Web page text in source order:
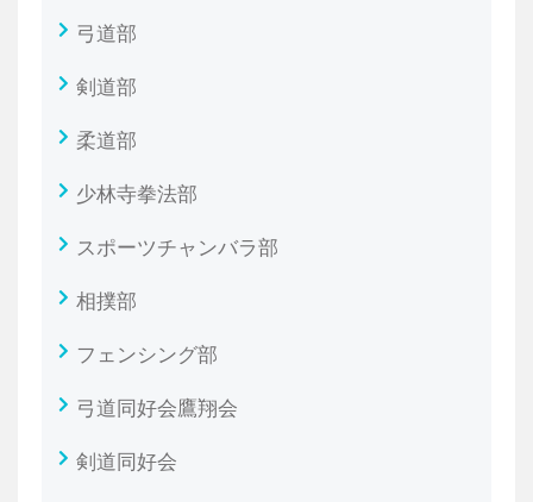
弓道部
剣道部
柔道部
少林寺拳法部
スポーツチャンバラ部
相撲部
フェンシング部
弓道同好会鷹翔会
剣道同好会